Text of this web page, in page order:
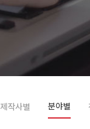
제작사별 분야별